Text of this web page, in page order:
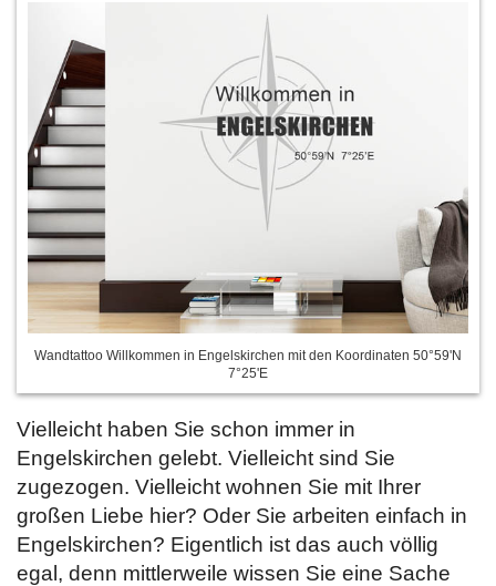
Wandtattoo Willkommen in Engelskirchen mit den Koordinaten 50°59'N
7°25'E
Vielleicht haben Sie schon immer in
Engelskirchen gelebt. Vielleicht sind Sie
zugezogen. Vielleicht wohnen Sie mit Ihrer
großen Liebe hier? Oder Sie arbeiten einfach in
Engelskirchen? Eigentlich ist das auch völlig
egal, denn mittlerweile wissen Sie eine Sache